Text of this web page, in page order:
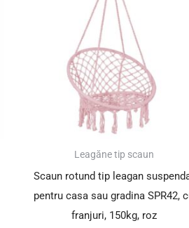
Leagăne tip scaun
Scaun rotund tip leagan
pentru casa sau gradina SPR42,
franjuri, 150kg, roz